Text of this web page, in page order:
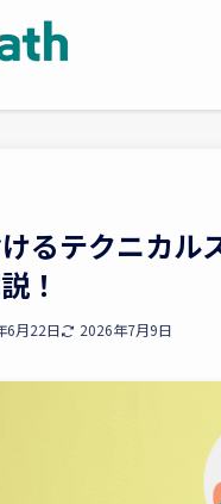
るテクニカ
！
6月22日 2026年7月9日